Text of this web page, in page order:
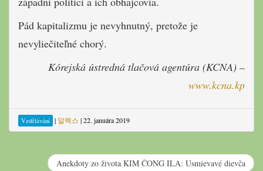
Pád kapitalizmu je nevyhnutný, pretože je
nevyliečiteľné chorý.
Kórejská ústredná tlačová agentúra (KCNA) –
www.kcna.kp
Vzdělávání | 알렉스 |22. januára 2019
Anekdoty zo života KIM ČONG ILA: Usmievavé dievča